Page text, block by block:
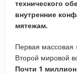
технического
внутренние
мятежам.
Первая массовая
Второй мировой
Почти 1